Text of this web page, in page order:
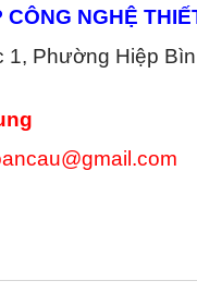
NGHỆ
1, Phường Hiệp